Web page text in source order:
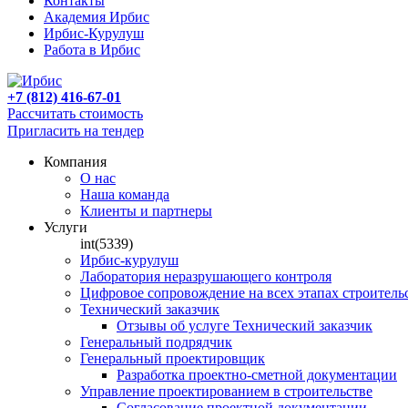
Академия Ирбис
Ирбис-Курулуш
Работа в Ирбис
+7 (812) 416-67-01
Рассчитать стоимость
Пригласить на тендер
Компания
О нас
Наша команда
Клиенты и партнеры
Услуги
int(5339)
Ирбис-курулуш
Лаборатория неразрушающего контроля
Цифровое сопровождение на всех этапах
Технический заказчик
Отзывы об услуге Технический заказчик
Генеральный подрядчик
Генеральный проектировщик
Разработка проектно-сметной документации
Управление проектированием в строительстве